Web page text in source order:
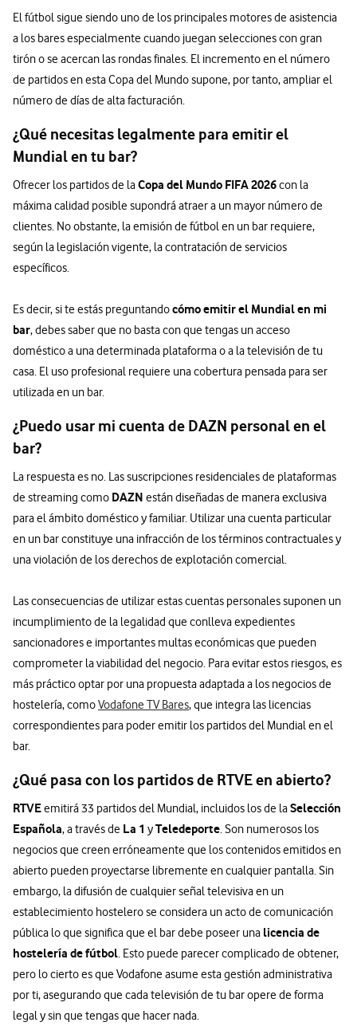
El fútbol sigue siendo uno de los principales motores de asistencia
a los bares especialmente cuando juegan selecciones con gran
tirón o se acercan las rondas finales. El incremento en el número
de partidos en esta Copa del Mundo supone, por tanto, ampliar el
número de días de alta facturación.
¿Qué necesitas legalmente para emitir el
Mundial en tu bar?
Ofrecer los partidos de laCopa del Mundo FIFA 2026con la
máxima calidad posible supondrá atraer a un mayor número de
clientes. No obstante, la emisión de fútbol en un bar requiere,
según la legislación vigente, la contratación de servicios
específicos.
Es decir, si te estás preguntandocómo emitir el Mundial en mi
bar, debes saber que no basta con que tengas un acceso
doméstico a una determinada plataforma o a la televisión de tu
casa. El uso profesional requiere una cobertura pensada para ser
utilizada en un bar.
¿Puedo usar mi cuenta de DAZN personal en el
bar?
La respuesta es no. Las suscripciones residenciales de plataformas
de streaming como DAZN están diseñadas de manera exclusiva
para el ámbito doméstico y familiar. Utilizar una cuenta particular
en un bar constituye una infracción de los términos contractuales y
una violación de los derechos de explotación comercial.
Las consecuencias de utilizar estas cuentas personales suponen un
incumplimiento de la legalidad que conlleva expedientes
sancionadores e importantes multas económicas que pueden
comprometer la viabilidad del negocio. Para evitar estos riesgos, es
más práctico optar por una propuesta adaptada a los negocios de
hostelería, comoVodafone TV Bares, que integra las licencias
correspondientes para poder emitir los partidos del Mundial en el
bar.
¿Qué pasa con los partidos de RTVE en abierto?
RTVEemitirá 33 partidos del Mundial, incluidos los de laSelección
Española, a través de La 1 yTeledeporte. Son numerosos los
negocios que creen erróneamente que los contenidos emitidos en
abierto pueden proyectarse libremente en cualquier pantalla. Sin
embargo, la difusión de cualquier señal televisiva en un
establecimiento hostelero se considera un acto de comunicación
pública lo que significa que el bar debe poseer una licencia de
hostelería de fútbol. Esto puede parecer complicado de obtener,
pero lo cierto es que Vodafone asume esta gestión administrativa
por ti, asegurando que cada televisión de tu bar opere de forma
legal y sin que tengas que hacer nada.